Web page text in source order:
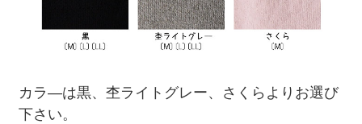
カラ―は黒、杢ライトグレー、さくらよりお選び
下さい。